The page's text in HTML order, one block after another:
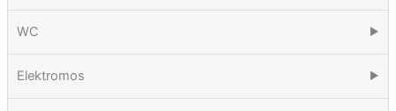
WC ▶
Elektromos ▶